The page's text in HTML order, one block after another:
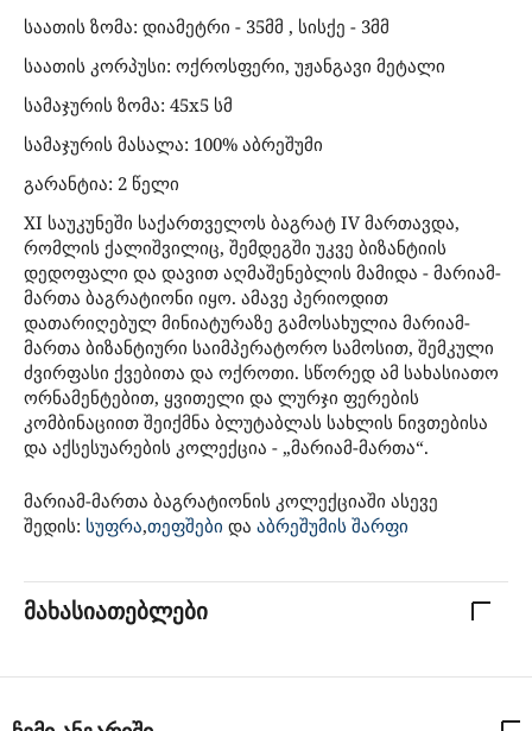
საათის ზომა: დიამეტრი - 35მმ , სისქე - 3მმ
საათის კორპუსი: ოქროსფერი, უჟანგავი მეტალი
სამაჯურის ზომა: 45x5 სმ
სამაჯურის მასალა: 100% აბრეშუმი
გარანტია: 2 წელი
XI საუკუნეში საქართველოს ბაგრატ IV მართავდა,
რომლის ქალიშვილიც, შემდეგში უკვე ბიზანტიის
დედოფალი და დავით აღმაშენებლის მამიდა - მარიამ-
მართა ბაგრატიონი იყო. ამავე პერიოდით
დათარიღებულ მინიატურაზე გამოსახულია მარიამ-
მართა ბიზანტიური საიმპერატორო სამოსით, შემკული
ძვირფასი ქვებითა და ოქროთი. სწორედ ამ სახასიათო
ორნამენტებით, ყვითელი და ლურჯი ფერების
კომბინაციით შეიქმნა ბლუტაბლას სახლის ნივთებისა
და აქსესუარების კოლექცია - „მარიამ-მართა“.
მარიამ-მართა ბაგრატიონის კოლექციაში ასევე
შედის: სუფრა,თეფშები და აბრეშუმის შარფი
მახასიათებლები